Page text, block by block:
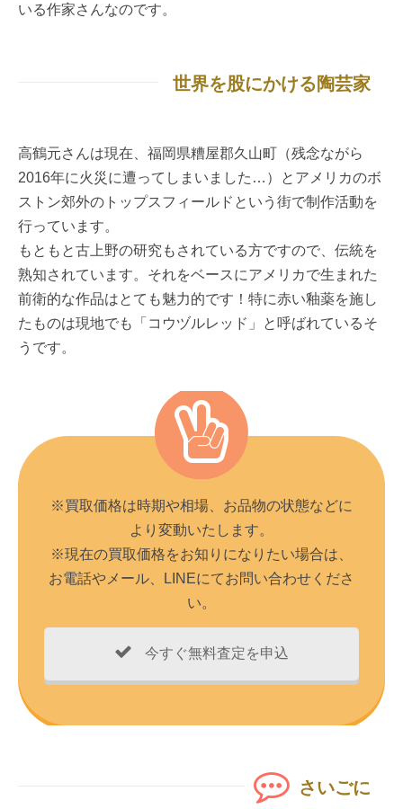
いる作家さんなのです。
世界を股にかける陶芸家
高鶴元さんは現在、福岡県糟屋郡久山町（残念ながら
2016年に火災に遭ってしまいました…）とアメリカのボ
ストン郊外のトップスフィールドという街で制作活動を
行っています。
もともと古上野の研究もされている方ですので、伝統を
熟知されています。それをベースにアメリカで生まれた
前衛的な作品はとても魅力的です！特に赤い釉薬を施し
たものは現地でも「コウヅルレッド」と呼ばれているそ
うです。
※買取価格は時期や相場、お品物の状態などに
より変動いたします。
※現在の買取価格をお知りになりたい場合は、
お電話やメール、LINEにてお問い合わせくださ
い。
今すぐ無料査定を申込
さいごに